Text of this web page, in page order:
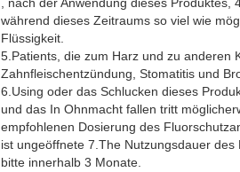
während dieses Zeitraums so viel wie
Flüssigkeit.
5.Patients, die zum Harz und zu anderen
Zahnfleischentzündung, Stomatitis und
6.Using oder das Schlucken dieses
und das In Ohnmacht fallen tritt
empfohlenen Dosierung des
ist ungeöffnete 7.The Nutzungsdauer
bitte innerhalb 3 Monate.